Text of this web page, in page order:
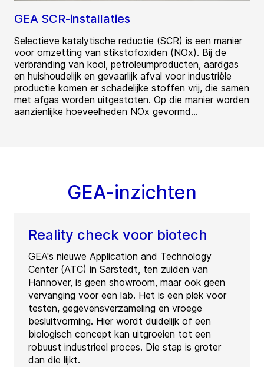
GEA SCR-installaties
Selectieve katalytische reductie (SCR) is een manier
voor omzetting van stikstofoxiden (NOx). Bij de
verbranding van kool, petroleumproducten, aardgas
en huishoudelijk en gevaarlijk afval voor industriële
productie komen er schadelijke stoffen vrij, die samen
met afgas worden uitgestoten. Op die manier worden
aanzienlijke hoeveelheden NOx gevormd...
GEA-inzichten
Reality check voor biotech
GEA's nieuwe Application and Technology
Center (ATC) in Sarstedt, ten zuiden van
Hannover, is geen showroom, maar ook geen
vervanging voor een lab. Het is een plek voor
testen, gegevensverzameling en vroege
besluitvorming. Hier wordt duidelijk of een
biologisch concept kan uitgroeien tot een
robuust industrieel proces. Die stap is groter
dan die lijkt.